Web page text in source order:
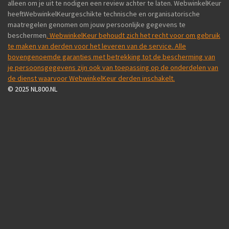
alleen om je uit te nodigen een review achter te laten. WebwinkelKeur
heeftWebwinkelKeurgeschikte technische en organisatorische
maatregelen genomen om jouw persoonlijke gegevens te
beschermen. WebwinkelKeur behoudt zich het recht voor om gebruik
te maken van derden voor het leveren van de service. Alle
bovengenoemde garanties met betrekking tot de bescherming van
je persoonsgegevens zijn ook van toepassing op de onderdelen van
de dienst waarvoor WebwinkelKeur derden inschakelt.
© 2025 NL800.NL